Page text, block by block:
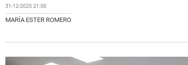
31-12-2025 21:00
MARÍA ESTER ROMERO